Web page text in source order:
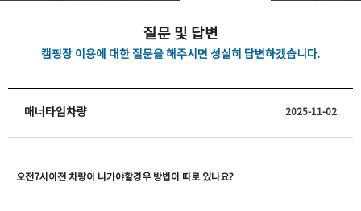
질문 및 답변
캠핑장 이용에 대한 질문을 해주시면 성실히 답변하겠습니다.
매너타임차량 2025-11-02
오전7시이전 차량이 나가야할경우 방법이 따로 있나요?